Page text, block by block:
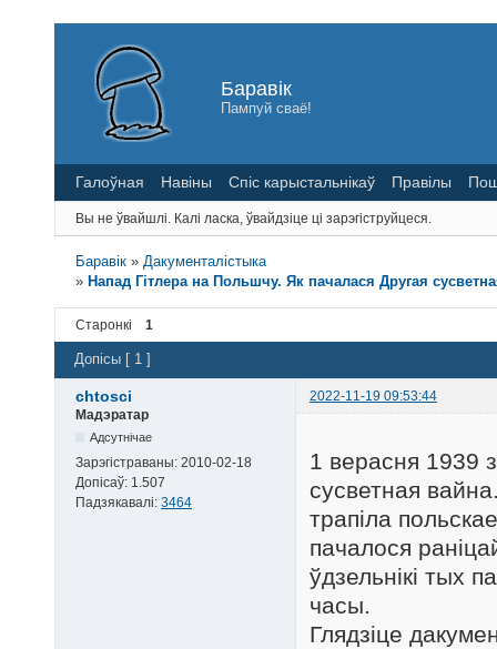
Баравік
Пампуй сваё!
Галоўная Навіны Спіс карыстальнікаў Правілы
Вы не ўвайшлі. Калі ласка, ўвайдзіце ці зарэгіструйцеся.
Баравік » Дакументалістыка
» Напад Гітлера на Польшчу. Як пачалася Другая
Старонкі 1
Допісы [ 1 ]
chtosci
2022-11-19 09:53:44
Мадэратар
Адсутнічае
Зарэгістраваны: 2010-02-18
Допісаў: 1.507
Падзякавалі: 3464
1 верасня 1939
сусветная
трапіла
пачалося
ўдзельнікі тых
часы.
Глядзіце